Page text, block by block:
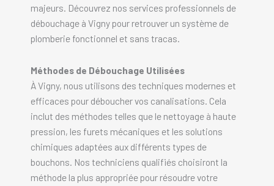
majeurs. Découvrez nos services professionnels de
débouchage à Vigny pour retrouver un système de
plomberie fonctionnel et sans tracas.
Méthodes de Débouchage Utilisées
À Vigny, nous utilisons des techniques modernes et
efficaces pour déboucher vos canalisations. Cela
inclut des méthodes telles que le nettoyage à haute
pression, les furets mécaniques et les solutions
chimiques adaptées aux différents types de
bouchons. Nos techniciens qualifiés choisiront la
méthode la plus appropriée pour résoudre votre